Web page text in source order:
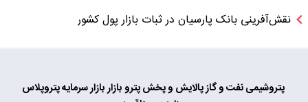
نقش‌آفرینی بانک پارسیان در ثبات بازار پول کشور
پتروشیمینفت و گازپالایش و پخشپترو بازاربازار سرمایهپتروپلاس